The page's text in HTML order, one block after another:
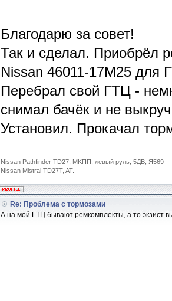
Благодарю за совет!
Так и сделал. Приобрёл
Nissan 46011-17М25 для
Перебрал свой ГТЦ -
снимал бачёк и не
Установил. Прокачал
Nissan Pathfinder TD27, MKПП, левый руль, 5ДВ, Я569
Nissan Mistral TD27T, AT.
Re: Проблема с тормозами
А на мой ГТЦ бывают ремкомплекты, а то экзист